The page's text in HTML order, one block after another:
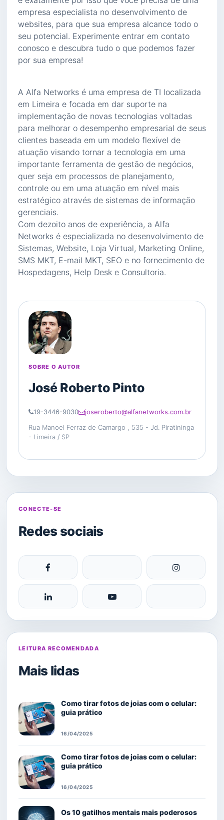
empresa especialista no desenvolvimento de
websites, para que sua empresa alcance todo o
seu potencial. Experimente entrar em contato
conosco e descubra tudo o que podemos fazer
por sua empresa!
A Alfa Networks é uma empresa de TI localizada
em Limeira e focada em dar suporte na
implementação de novas tecnologias voltadas
para melhorar o desempenho empresarial de seus
clientes baseada em um modelo flexível de
atuação visando tornar a tecnologia em uma
importante ferramenta de gestão de negócios,
quer seja em processos de planejamento,
controle ou em uma atuação em nível mais
estratégico através de sistemas de informação
gerenciais.
Com dezoito anos de experiência, a Alfa
Networks é especializada no desenvolvimento de
Sistemas, Website, Loja Virtual, Marketing Online,
SMS MKT, E-mail MKT, SEO e no fornecimento de
Hospedagens, Help Desk e Consultoria.
SOBRE O AUTOR
José Roberto Pinto
19-3446-9030
joseroberto@alfanetworks.com.br
Rua Manoel Ferraz de Camargo , 535 - Jd. Piratininga
- Limeira / SP
CONECTE-SE
Redes sociais
LEITURA RECOMENDADA
Mais lidas
Como tirar fotos de joias com o celular:
guia prático
16/04/2025
Como tirar fotos de joias com o celular:
guia prático
16/04/2025
Os 10 gatilhos mentais mais poderosos